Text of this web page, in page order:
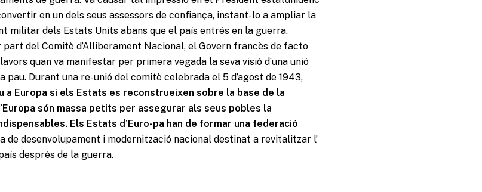
en un dels seus assessors de confiança, instant-lo a ampliar la
militar dels Estats Units abans que el país entrés en la guerra.
del Comitè d’Alliberament Nacional, el Govern francès de facto
quan va manifestar per primera vegada la seva visió d’una unió
pau. Durant una re-unió del comitè celebrada el 5 d’agost de 1943,
a Europa si els Estats es reconstrueixen sobre la base de la
són massa petits per assegurar als seus pobles la
Els Estats d’Euro-pa han de formar una federació
de desenvolupament i modernització nacional destinat a revitalitzar l’
després de la guerra.